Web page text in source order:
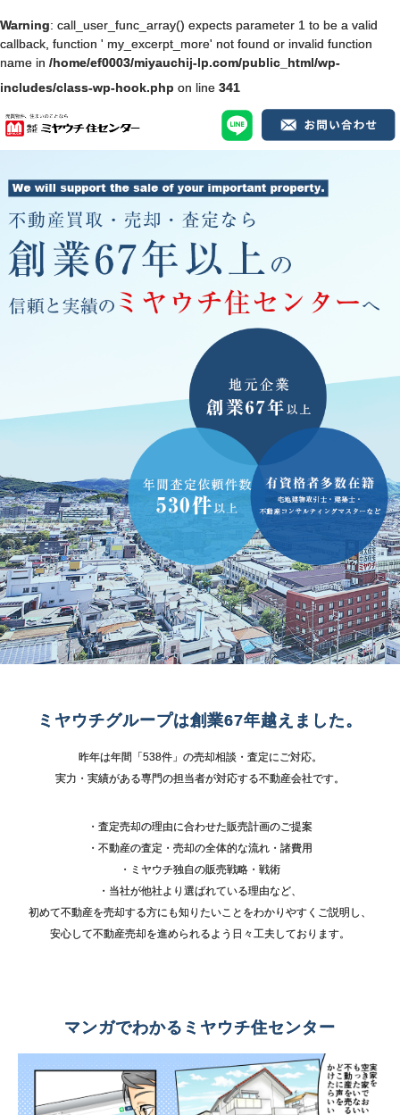
Warning: call_user_func_array() expects parameter 1 to be a valid
callback, function ' my_excerpt_more' not found or invalid function
name in /home/ef0003/miyauchij-lp.com/public_html/wp-
includes/class-wp-hook.php on line 341
ミヤウチグループは創業67年越えました。
昨年は年間「538件」の売却相談・査定にご対応。
実力・実績がある専門の担当者が対応する不動産会社です。
・査定売却の理由に合わせた販売計画のご提案
・不動産の査定・売却の全体的な流れ・諸費用
・ミヤウチ独自の販売戦略・戦術
・当社が他社より選ばれている理由など、
初めて不動産を売却する方にも知りたいことをわかりやすくご説明し、
安心して不動産売却を進められるよう日々工夫しております。
マンガでわかるミヤウチ住センター